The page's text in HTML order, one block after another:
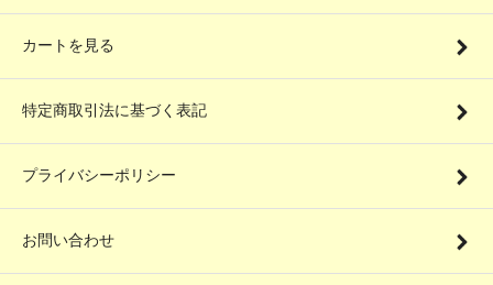
カートを見る
特定商取引法に基づく表記
プライバシーポリシー
お問い合わせ